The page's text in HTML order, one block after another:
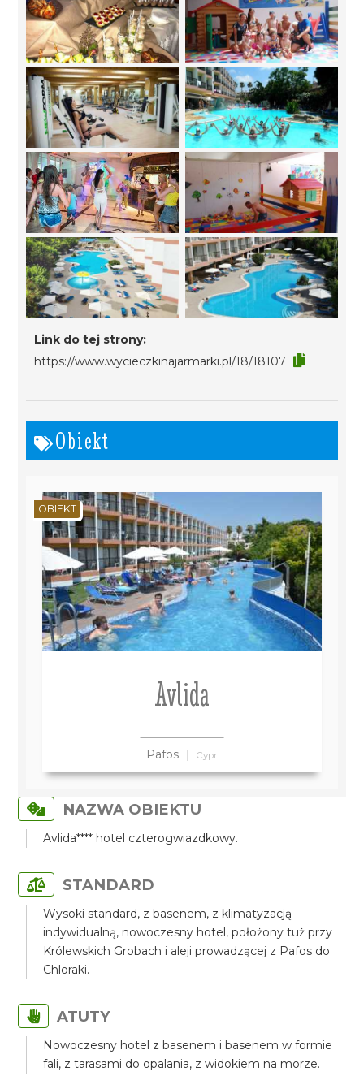
Link do tej strony:
https://www.wycieczkinajarmarki.pl/18/18107
Obiekt
Avlida
Pafos Cypr
OBIEKT
NAZWA OBIEKTU
Avlida**** hotel czterogwiazdkowy.
STANDARD
Wysoki standard, z basenem, z klimatyzacją
indywidualną, nowoczesny hotel, położony tuż przy
Królewskich Grobach i aleji prowadzącej z Pafos do
Chloraki.
ATUTY
Nowoczesny hotel z basenem i basenem w formie
fali, z tarasami do opalania, z widokiem na morze.